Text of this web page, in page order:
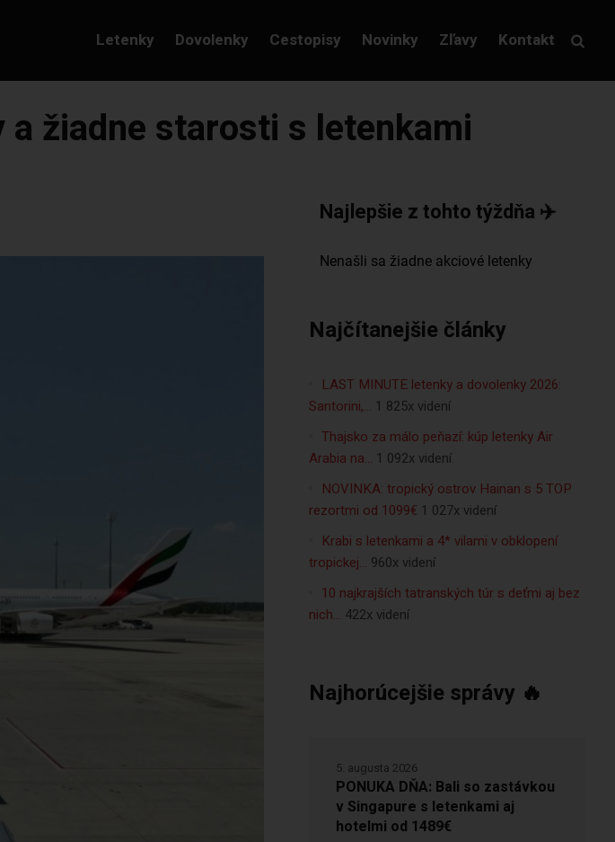
Letenky Dovolenky Cestopisy Novinky Zľavy Kontakt
žiadne starosti s letenkami
Najlepšie z tohto týždňa ✈️
Najčítanejšie články
LAST MINUTE letenky a dovolenky 2026:
Santorini,… 1 825x videní
Thajsko za málo peňazí: kúp letenky Air
Arabia na… 1 092x videní
NOVINKA: tropický ostrov Hainan s 5 TOP
rezortmi od 1099€ 1 027x videní
Krabi s letenkami a 4* vilami v obklopení
tropickej… 960x videní
10 najkrajších tatranských túr s deťmi aj bez
nich… 422x videní
Najhorúcejšie správy 🔥
PONUKA DŇA: Bali so zastávkou
v Singapure s letenkami aj
hotelmi od 1489€
5. augusta 2026